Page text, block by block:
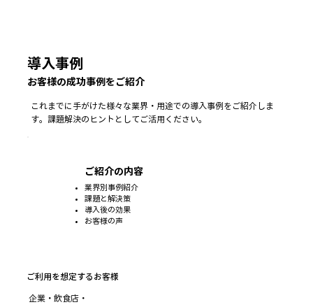
導入事例
お客様の成功事例をご紹介
これまでに手がけた様々な業界・用途での導入事例をご紹介しま
す。課題解決のヒントとしてご活用ください。
ご紹介の内容
業界別事例紹介
課題と解決策
導入後の効果
お客様の声
ご利用を想定するお客様
企業・飲食店・